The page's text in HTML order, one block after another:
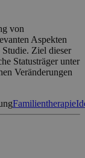
von
Aspekten
Ziel dieser
Statusträger unter
Veränderungen
Familientherapie